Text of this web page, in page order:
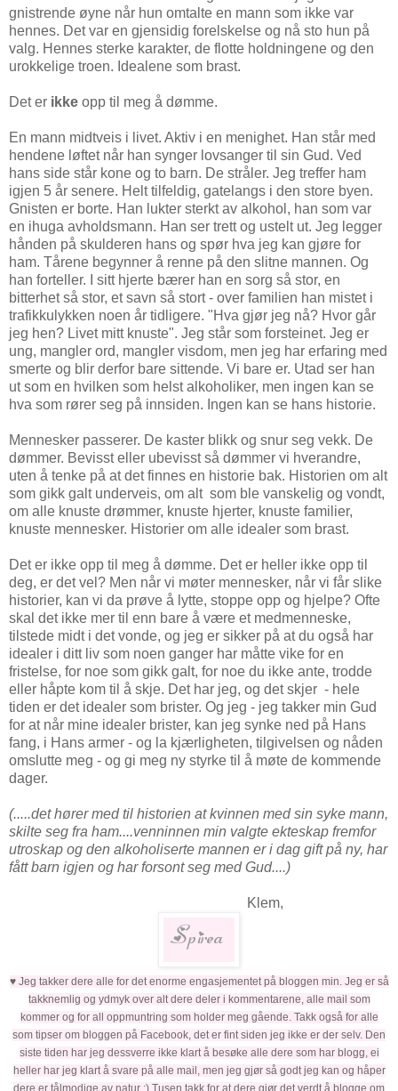
gnistrende øyne når hun omtalte en mann som ikke var
hennes. Det var en gjensidig forelskelse og nå sto hun på
valg. Hennes sterke karakter, de flotte holdningene og den
urokkelige troen. Idealene som brast.
Det er ikke opp til meg å dømme.
En mann midtveis i livet. Aktiv i en menighet. Han står med
hendene løftet når han synger lovsanger til sin Gud. Ved
hans side står kone og to barn. De stråler. Jeg treffer ham
igjen 5 år senere. Helt tilfeldig, gatelangs i den store byen.
Gnisten er borte. Han lukter sterkt av alkohol, han som var
en ihuga avholdsmann. Han ser trett og ustelt ut. Jeg legger
hånden på skulderen hans og spør hva jeg kan gjøre for
ham. Tårene begynner å renne på den slitne mannen. Og
han forteller. I sitt hjerte bærer han en sorg så stor, en
bitterhet så stor, et savn så stort - over familien han mistet i
trafikkulykken noen år tidligere. "Hva gjør jeg nå? Hvor går
jeg hen? Livet mitt knuste". Jeg står som forsteinet. Jeg er
ung, mangler ord, mangler visdom, men jeg har erfaring med
smerte og blir derfor bare sittende. Vi bare er. Utad ser han
ut som en hvilken som helst alkoholiker, men ingen kan se
hva som rører seg på innsiden. Ingen kan se hans historie.
Mennesker passerer. De kaster blikk og snur seg vekk. De
dømmer. Bevisst eller ubevisst så dømmer vi hverandre,
uten å tenke på at det finnes en historie bak. Historien om alt
som gikk galt underveis, om alt som ble vanskelig og vondt,
om alle knuste drømmer, knuste hjerter, knuste familier,
knuste mennesker. Historier om alle idealer som brast.
Det er ikke opp til meg å dømme. Det er heller ikke opp til
deg, er det vel? Men når vi møter mennesker, når vi får slike
historier, kan vi da prøve å lytte, stoppe opp og hjelpe? Ofte
skal det ikke mer til enn bare å være et medmenneske,
tilstede midt i det vonde, og jeg er sikker på at du også har
idealer i ditt liv som noen ganger har måtte vike for en
fristelse, for noe som gikk galt, for noe du ikke ante, trodde
eller håpte kom til å skje. Det har jeg, og det skjer - hele
tiden er det idealer som brister. Og jeg - jeg takker min Gud
for at når mine idealer brister, kan jeg synke ned på Hans
fang, i Hans armer - og la kjærligheten, tilgivelsen og nåden
omslutte meg - og gi meg ny styrke til å møte de kommende
dager.
(.....det hører med til historien at kvinnen med sin syke mann,
skilte seg fra ham....venninnen min valgte ekteskap fremfor
utroskap og den alkoholiserte mannen er i dag gift på ny, har
fått barn igjen og har forsont seg med Gud....)
Klem,
♥ Jeg takker dere alle for det enorme engasjementet på bloggen min. Jeg er så
takknemlig og ydmyk over alt dere deler i kommentarene, alle mail som
kommer og for all oppmuntring som holder meg gående. Takk også for alle
som tipser om bloggen på Facebook, det er fint siden jeg ikke er der selv. Den
siste tiden har jeg dessverre ikke klart å besøke alle dere som har blogg, ei
heller har jeg klart å svare på alle mail, men jeg gjør så godt jeg kan og håper
dere er tålmodige av natur ;) Tusen takk for at dere gjør det verdt å blogge om